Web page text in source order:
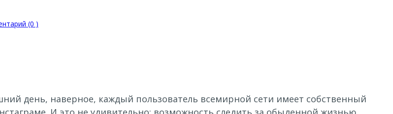
(0 )
день, наверное, каждый пользователь всемирной сети имеет собственный